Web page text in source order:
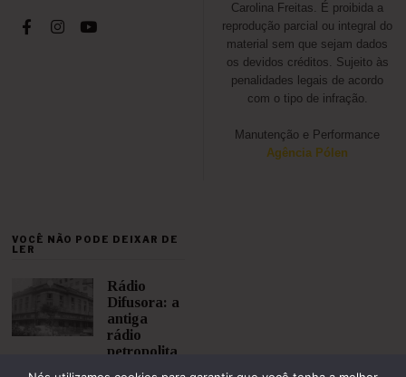
Carolina Freitas. É proibida a
reprodução parcial ou integral do
material sem que sejam dados
os devidos créditos. Sujeito às
penalidades legais de acordo
com o tipo de infração.
Manutenção e Performance
Agência Pólen
VOCÊ NÃO PODE DEIXAR DE
LER
Rádio
Difusora: a
antiga
rádio
petropolita